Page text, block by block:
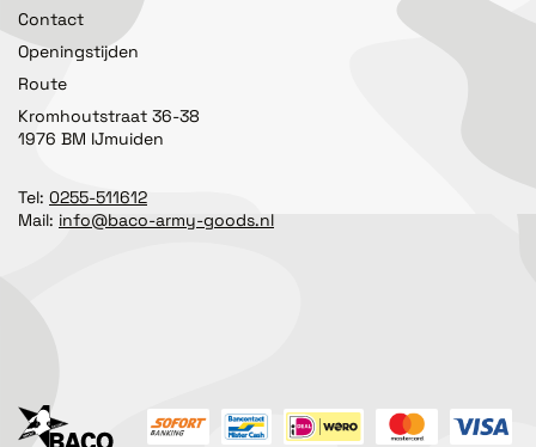
Contact
Openingstijden
Route
Kromhoutstraat 36-38
1976 BM IJmuiden
Tel: 0255-511612
Mail: info@baco-army-goods.nl